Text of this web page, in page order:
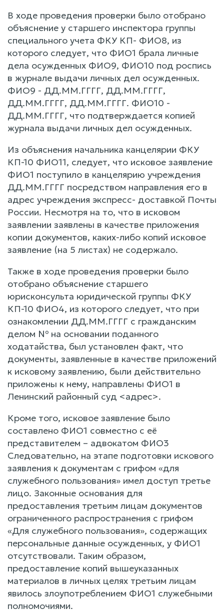
В ходе проведения проверки было отобрано
объяснение у старшего инспектора группы
специального учета ФКУ КП- ФИО8, из
которого следует, что ФИО1 брала личные
дела осужденных ФИО9, ФИО10 под роспись
в журнале выдачи личных дел осужденных.
ФИО9 - ДД.ММ.ГГГГ, ДД.ММ.ГГГГ,
ДД.ММ.ГГГГ, ДД.ММ.ГГГГ. ФИО10 -
ДД.ММ.ГГГГ, что подтверждается копией
журнала выдачи личных дел осужденных.
Из объяснения начальника канцелярии ФКУ
КП-10 ФИО11, следует, что исковое заявление
ФИО1 поступило в канцелярию учреждения
ДД.ММ.ГГГГ посредством направления его в
адрес учреждения экспресс- доставкой Почты
России. Несмотря на то, что в исковом
заявлении заявлены в качестве приложения
копии документов, каких-либо копий исковое
заявление (на 5 листах) не содержало.
Также в ходе проведения проверки было
отобрано объяснение старшего
юрисконсульта юридической группы ФКУ
КП-10 ФИО4, из которого следует, что при
ознакомлении ДД.ММ.ГГГГ с гражданским
делом № на основании поданного
ходатайства, был установлен факт, что
документы, заявленные в качестве приложений
к исковому заявлению, были действительно
приложены к нему, направлены ФИО1 в
Ленинский районный суд <адрес>.
Кроме того, исковое заявление было
составлено ФИО1 совместно с её
представителем – адвокатом ФИО3
Следовательно, на этапе подготовки искового
заявления к документам с грифом «для
служебного пользования» имел доступ третье
лицо. Законные основания для
предоставления третьим лицам документов
ограниченного распространения с грифом
«Для служебного пользования», содержащих
персональные данные осужденных, у ФИО1
отсутствовали. Таким образом,
предоставление копий вышеуказанных
материалов в личных целях третьим лицам
явилось злоупотреблением ФИО1 служебными
полномочиями.